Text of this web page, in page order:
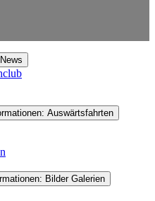
Auswärtsfahrten
Bilder Galerien